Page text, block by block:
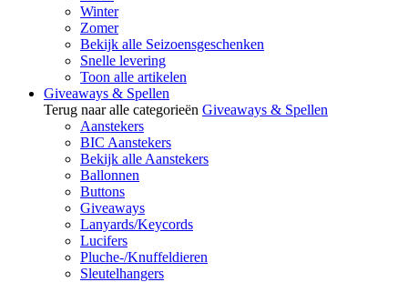
Winter
Zomer
Bekijk alle Seizoensgeschenken
Snelle levering
Toon alle artikelen
Giveaways & Spellen
Terug naar alle categorieën Giveaways & Spellen
Aanstekers
BIC Aanstekers
Bekijk alle Aanstekers
Ballonnen
Buttons
Giveaways
Lanyards/Keycords
Lucifers
Pluche-/Knuffeldieren
Sleutelhangers